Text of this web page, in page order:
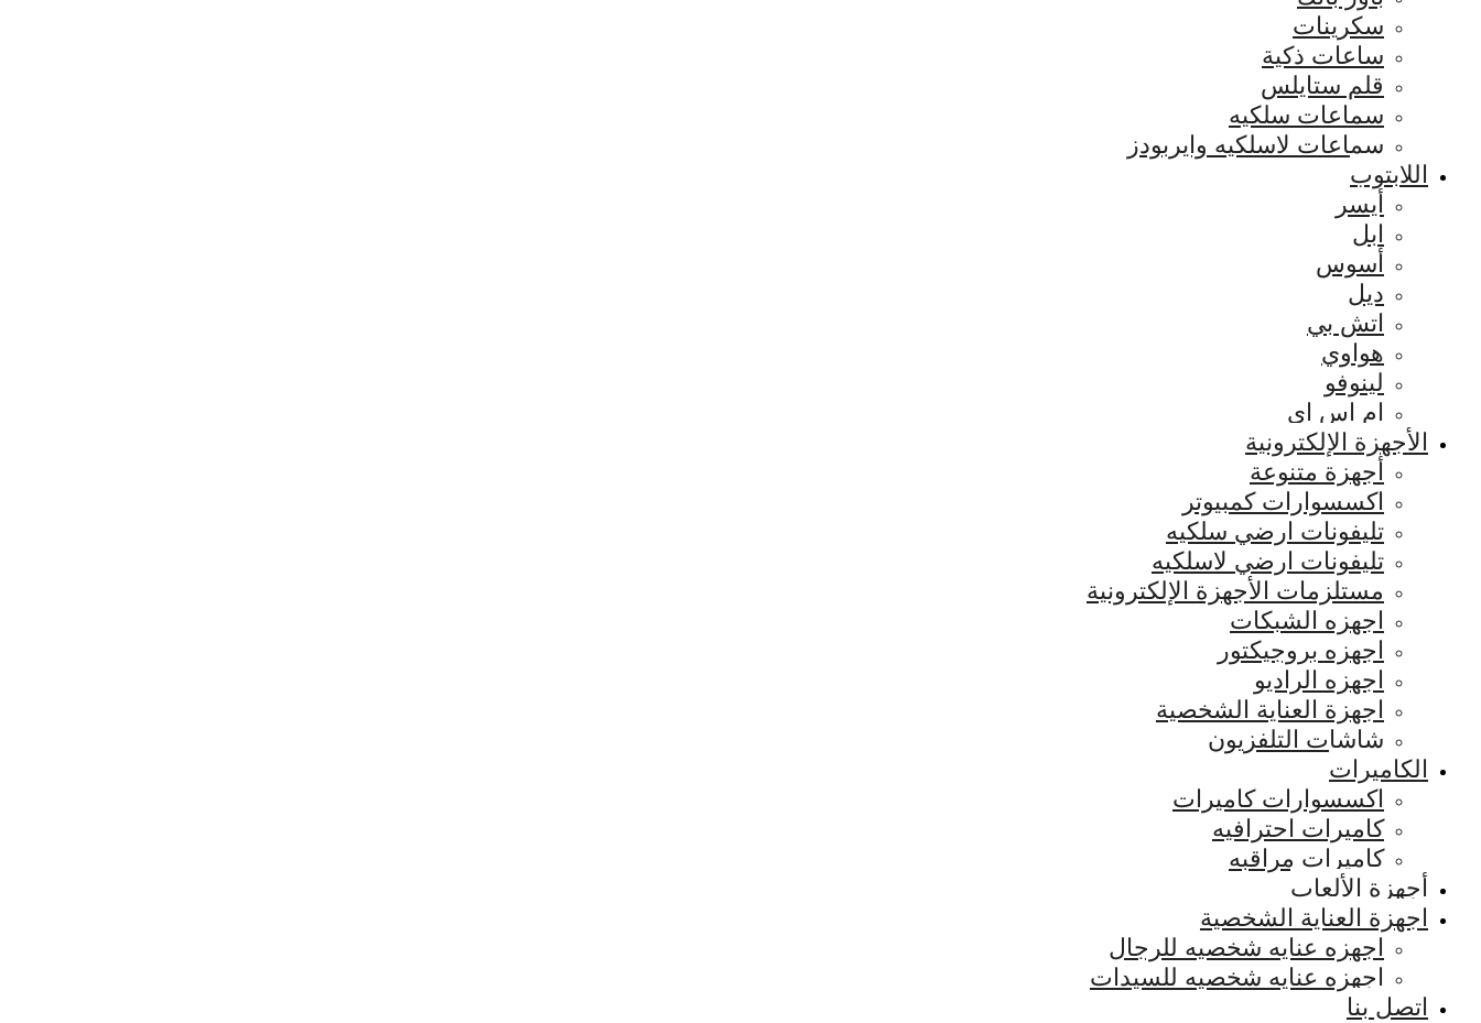
سكرينات
ساعات ذكية
قلم ستايلس
سماعات سلكيه
سماعات لاسلكيه وايربودز
اللابتوب
أيسر
ابل
أسوس
ديل
اتش بي
هواوي
لينوفو
ام اس اي
الأجهزة الإلكترونية
أجهزة متنوعة
اكسسوارات كمبيوتر
تليفونات ارضي سلكيه
تليفونات ارضي لاسلكيه
مستلزمات الأجهزة الإلكترونية
اجهزه الشبكات
اجهزه بروجيكتور
اجهزه الراديو
اجهزة العناية الشخصية
شاشات التلفزيون
الكاميرات
اكسسوارات كاميرات
كاميرات احترافيه
كاميرات مراقبه
أجهزة الألعاب
اجهزة العناية الشخصية
اجهزه عنايه شخصيه للرجال
اجهزه عنايه شخصيه للسيدات
اتصل بنا